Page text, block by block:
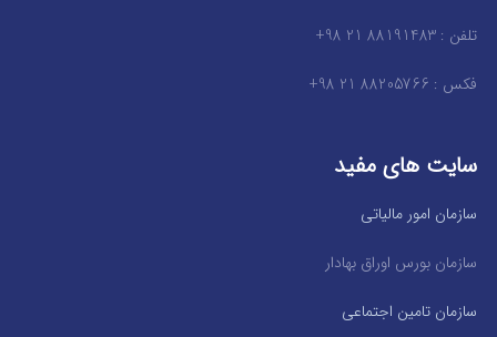
تلفن : 88191483 21 98+
فکس : 88205766 21 98+
سایت های مفید
سازمان امور مالیاتی
سازمان بورس اوراق بهادار
سازمان تامین اجتماعی